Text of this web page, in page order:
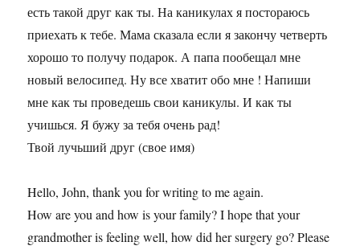
есть такой друг как ты. На каникулах я постораюсь
приехать к тебе. Мама сказала если я закончу четверть
хорошо то получу подарок. А папа пообещал мне
новый велосипед. Ну все хватит обо мне ! Напиши
мне как ты проведешь свои каникулы. И как ты
учишься. Я бужу за тебя очень рад!
Твой лучьший друг (свое имя)
Hello, John, thank you for writing to me again.
How are you and how is your family? I hope that your
grandmother is feeling well, how did her surgery go? Please